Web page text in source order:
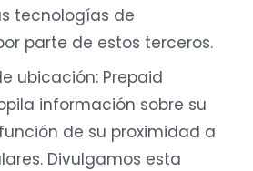
tecnologías de
parte de estos terceros.
ubicación: Prepaid
información sobre su
de su proximidad a
Divulgamos esta